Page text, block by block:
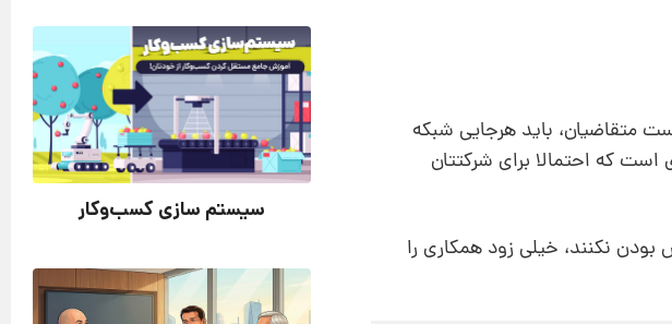
متقاضیان، باید هرجایی شبکه‌
که احتمالا برای شرکتتان
نکنند، خیلی زود همکاری را
سیستم سازی کسب‌و‌کار